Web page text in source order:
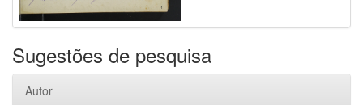
Sugestões de pesquisa
Autor